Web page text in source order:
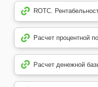
ROTC.
Расчет процентной
Расчет денежной